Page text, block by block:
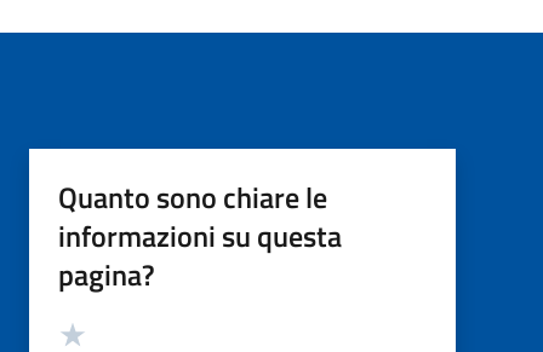
Quanto sono chiare le
informazioni su questa
pagina?
Valutazione